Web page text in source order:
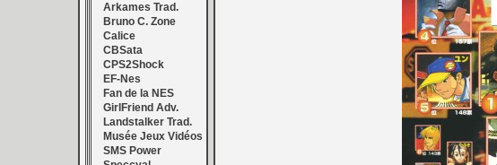
Arkames Trad.
Bruno C. Zone
Calice
CBSata
CPS2Shock
EF-Nes
Fan de la NES
GirlFriend Adv.
Landstalker Trad.
Musée Jeux Vidéos
SMS Power